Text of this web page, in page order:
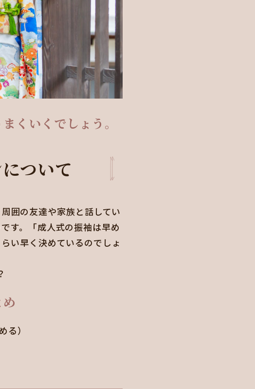
くいくでしょう。
ついて
囲の友達や家族と話してい
す。「成人式の振袖は早め
い早く決めているのでしょ
）